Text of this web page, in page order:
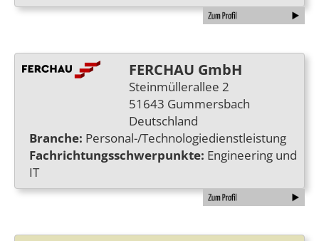
FERCHAU GmbH
Steinmüllerallee 2
51643 Gummersbach
Deutschland
Branche: Personal-/Technologiedienstleistung
Fachrichtungsschwerpunkte: Engineering und
IT